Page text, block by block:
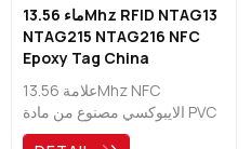
ماء 13.56Mhz RFID NTAG13
NTAG215 NTAG216 NFC
Epoxy Tag China
Manufacturer
علامة 13.56Mhz NFC
الايبوكسي مصنوع من مادة PVC
مغطاة بطبقة راتنج إضافية